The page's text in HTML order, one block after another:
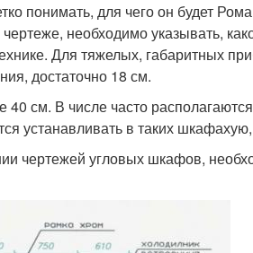
понимать, для чего он будет
необходимо указывать,
Для тяжелых, габаритных
достаточно 18 см.
см. В числе часто
устанавливать в таких
чертежей угловых шкафов,